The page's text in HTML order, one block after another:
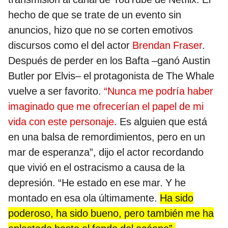
hecho de que se trate de un evento sin
anuncios, hizo que no se corten emotivos
discursos como el del actor Brendan Fraser.
Después de perder en los Bafta –ganó Austin
Butler por Elvis– el protagonista de The Whale
vuelve a ser favorito. “Nunca me podría haber
imaginado que me ofrecerían el papel de mi
vida con este personaje. Es alguien que está
en una balsa de remordimientos, pero en un
mar de esperanza”, dijo el actor recordando
que vivió en el ostracismo a causa de la
depresión. “He estado en ese mar. Y he
montado en esa ola últimamente. Ha sido
poderoso, ha sido bueno, pero también me ha